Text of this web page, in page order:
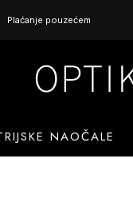
Plaćanje pouzećem
NAOČALE